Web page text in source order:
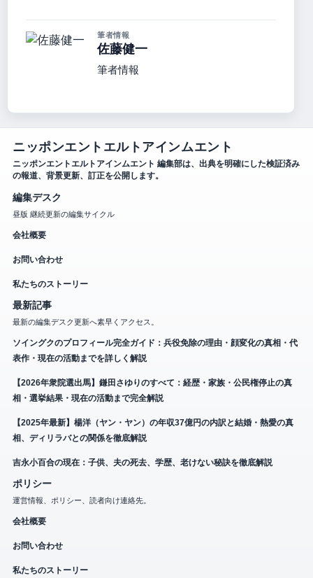
筆者情報
佐藤健一
筆者情報
ニッポンエントエルトアインムエント
ニッポンエントエルトアインムエント 編集部は、出典を明確にした検証済み
の報道、背景更新、訂正を公開します。
編集デスク
昼版 継続更新の編集サイクル
会社概要
お問い合わせ
私たちのストーリー
最新記事
最新の編集デスク更新へ素早くアクセス。
ソイングクのプロフィール完全ガイド：兵役免除の理由・顔変化の真相・代
表作・現在の活動までを詳しく解説
【2026年衆院選出馬】鎌田さゆりのすべて：経歴・家族・公民権停止の真
相・選挙結果・現在の活動まで完全解説
【2025年最新】楊洋（ヤン・ヤン）の年収37億円の内訳と結婚・熱愛の真
相、ディリラバとの関係を徹底解説
吉永小百合の現在：子供、夫の死去、学歴、老けない秘訣を徹底解説
ポリシー
運営情報、ポリシー、読者向け連絡先。
会社概要
お問い合わせ
私たちのストーリー